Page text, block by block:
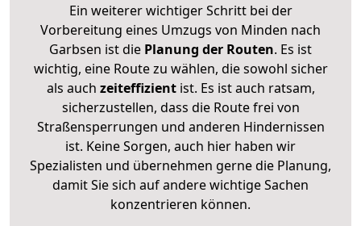
Ein weiterer wichtiger Schritt bei der
Vorbereitung eines Umzugs von Minden nach
Garbsen ist die Planung der Routen. Es ist
wichtig, eine Route zu wählen, die sowohl sicher
als auch zeiteffizientist. Es ist auch ratsam,
sicherzustellen, dass die Route frei von
Straßensperrungen und anderen Hindernissen
ist. Keine Sorgen, auch hier haben wir
Spezialisten und übernehmen gerne die Planung,
damit Sie sich auf andere wichtige Sachen
konzentrieren können.